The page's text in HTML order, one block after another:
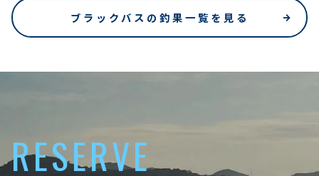
ブラックバスの釣果一覧を見る
RESERVE